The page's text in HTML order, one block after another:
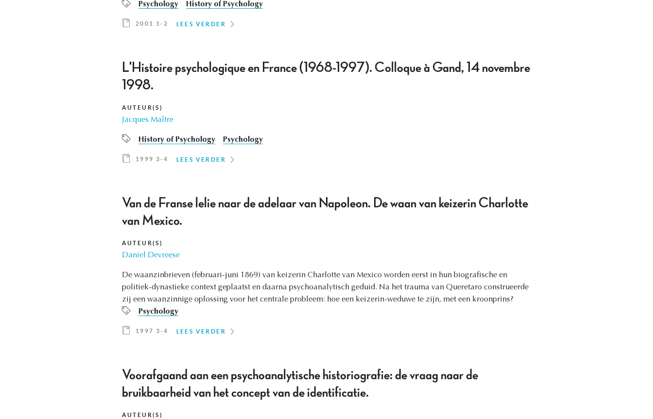
Psychology
History of Psychology
2001 1-2 LEES VERDER
L'Histoire psychologique en France (1968-1997). Colloque à Gand, 14 novembre
1998.
AUTEUR(S)
Jacques Maître
History of Psychology Psychology
1999 3-4 LEES VERDER
Van de Franse lelie naar de adelaar van Napoleon. De waan van keizerin Charlotte
van Mexico.
AUTEUR(S)
Daniel Devreese
De waanzinbrieven (februari-juni 1869) van keizerin Charlotte van Mexico worden eerst in hun biografische en
politiek-dynastieke context geplaatst en daarna psychoanalytisch geduid. Na het trauma van Queretaro construeerde
zij een waanzinnige oplossing voor het centrale probleem: hoe een keizerin-weduwe te zijn, met een kroonprins?
Psychology
1997 3-4 LEES VERDER
Voorafgaand aan een psychoanalytische historiografie: de vraag naar de
bruikbaarheid van het concept van de identificatie.
AUTEUR(S)